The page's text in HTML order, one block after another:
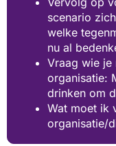
scenario
welke
nu al
Vraag wie je
organisatie:
drinken om
Wat moet ik
organisatie/